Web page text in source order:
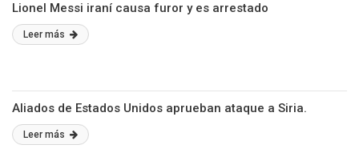
Lionel Messi iraní causa furor y es arrestado
Leer más
Aliados de Estados Unidos aprueban ataque a Siria.
Leer más